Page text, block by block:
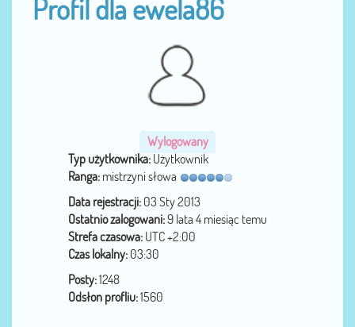
Profil dla ewela86
Wylogowany
Typ użytkownika: Użytkownik
Ranga: mistrzyni słowa
Data rejestracji: 03 Sty 2013
Ostatnio zalogowani:9 lata 4 miesiąc temu
Strefa czasowa: UTC +2:00
Czas lokalny: 03:30
Posty:1248
Odsłon profliu:1560